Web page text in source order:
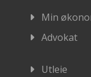
Min
Advokat
Utleie